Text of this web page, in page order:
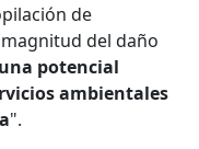
de
del daño
potencial
ambientales
".